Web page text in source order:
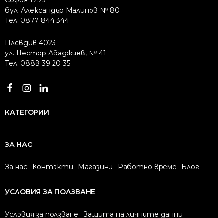
бул. Александър Малинов № 80
Тел: 0877 844 344
Пловдив 4023
ул. Нестор Абаджиев, № 41
Тел: 0888 39 20 35
КАТЕГОРИИ
ЗА НАС
За нас Контакти Магазини Работно време Блог
УСЛОВИЯ ЗА ПОЛЗВАНЕ
Условия за ползване Защита на личните данни